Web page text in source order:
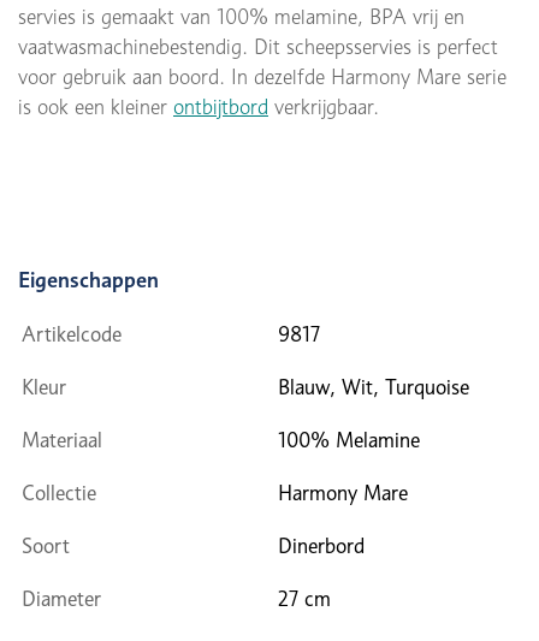
servies is gemaakt van 100% melamine, BPA vrij en
vaatwasmachinebestendig. Dit scheepsservies is perfect
voor gebruik aan boord. In dezelfde Harmony Mare serie
is ook een kleiner ontbijtbord verkrijgbaar.
Eigenschappen
Artikelcode 9817
Kleur Blauw, Wit, Turquoise
Materiaal 100% Melamine
Collectie Harmony Mare
Soort Dinerbord
Diameter 27 cm